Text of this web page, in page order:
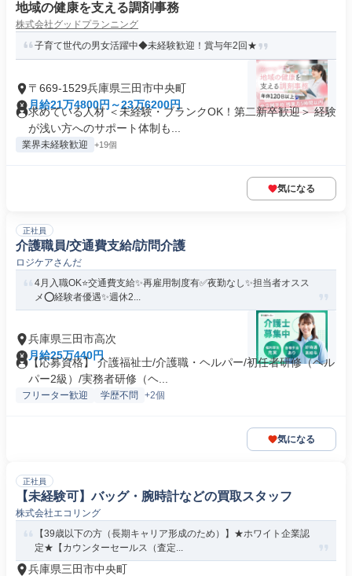
地域の健康を支える調剤事務
株式会社グッドプランニング
子育て世代の男女活躍中◆未経験歓迎！賞与年2回★
〒669-1529兵庫県三田市中央町
月給21万4800円～23万6200円
求めている人材 ＜未経験・ブランクOK！第二新卒歓迎＞ 経験
が浅い方へのサポート体制も...
業界未経験歓迎 +19個
気になる
正社員
介護職員/交通費支給/訪問介護
ロジケアさんだ
4月入職OK⭐️交通費支給✨再雇用制度有✅️夜勤なし✨担当者オスス
メ⭕️経験者優遇✨週休2...
兵庫県三田市高次
月給25万440円
【応募資格】 介護福祉士/介護職・ヘルパー/初任者研修（ヘル
パー2級）/実務者研修（ヘ...
フリーター歓迎 学歴不問 +2個
気になる
正社員
【未経験可】バッグ・腕時計などの買取スタッフ
株式会社エコリング
【39歳以下の方（長期キャリア形成のため）】★ホワイト企業認
定★【カウンターセールス（査定...
兵庫県三田市中央町